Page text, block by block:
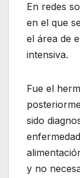
En redes
en el que
el área de
intensiva.
Fue el
sido
y no